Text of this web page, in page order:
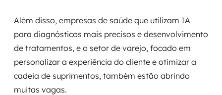
Além disso, empresas de saúde que utilizam IA
para diagnósticos mais precisos e desenvolvimento
de tratamentos, e o setor de varejo, focado em
personalizar a experiência do cliente e otimizar a
cadeia de suprimentos, também estão abrindo
muitas vagas.